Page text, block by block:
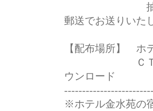
抽選後、4月
郵送でお送りいた
【配布場所】 ホ
ＣＴＳケーブ
ウンロード
※ホテル金水苑の